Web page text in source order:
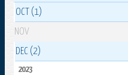
OCT (1)
NOV
DEC (2)
2023